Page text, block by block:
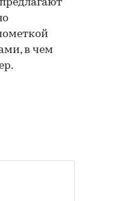
в чем